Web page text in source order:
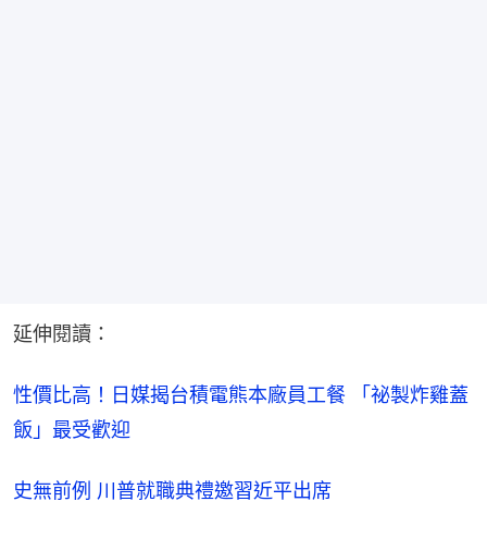
延伸閱讀：
性價比高！日媒揭台積電熊本廠員工餐 「祕製炸雞蓋
飯」最受歡迎
史無前例 川普就職典禮邀習近平出席